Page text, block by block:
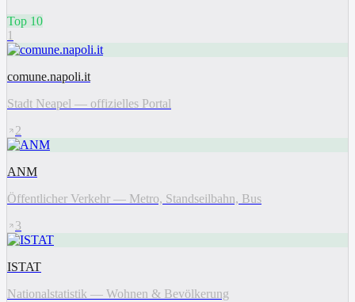
Top 10
1
comune.napoli.it
Stadt Neapel — offizielles Portal
2
ANM
Öffentlicher Verkehr — Metro, Standseilbahn, Bus
3
ISTAT
Nationalstatistik — Wohnen & Bevölkerung